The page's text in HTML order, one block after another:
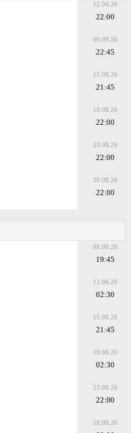
12.04.26
22:00
09.08.26
22:45
15.08.26
21:45
18.08.26
22:00
23.08.26
22:00
30.08.26
22:00
08.08.26
19:45
12.08.26
02:30
15.08.26
21:45
19.08.26
02:30
23.08.26
22:00
28.08.26